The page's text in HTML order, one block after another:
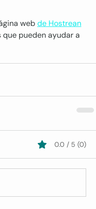
web de Hostrean
pueden ayudar a
0.0 / 5 (0)